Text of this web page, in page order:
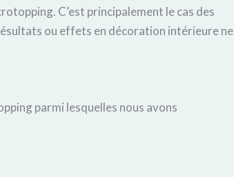
C’est principalement le cas des
ou effets en décoration intérieure ne
parmi lesquelles nous avons